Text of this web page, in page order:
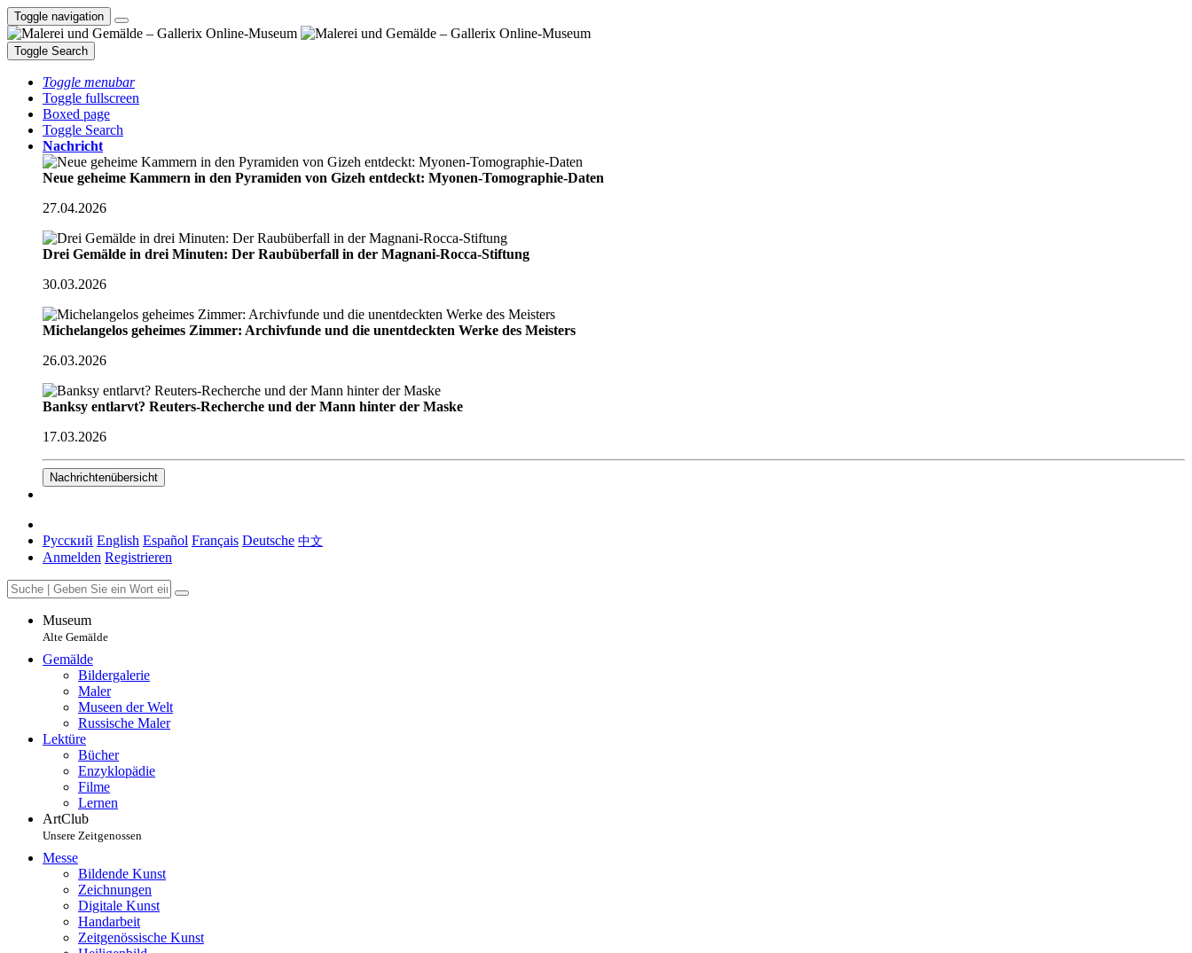
Toggle navigation
Toggle Search
Toggle menubar
Toggle fullscreen
Boxed page
Toggle Search
Nachricht
Neue geheime Kammern in den Pyramiden von Gizeh entdeckt: Myonen-Tomographie-Daten
27.04.2026
Drei Gemälde in drei Minuten: Der Raubüberfall in der Magnani-Rocca-Stiftung
30.03.2026
Michelangelos geheimes Zimmer: Archivfunde und die unentdeckten Werke des Meisters
26.03.2026
Banksy entlarvt? Reuters-Recherche und der Mann hinter der Maske
17.03.2026
Nachrichtenübersicht
Русский English Español Français Deutsche 中文
Anmelden Registrieren
Museum
Alte Gemälde
Gemälde
Bildergalerie
Maler
Museen der Welt
Russische Maler
Lektüre
Bücher
Enzyklopädie
Filme
Lernen
ArtClub
Unsere Zeitgenossen
Messe
Bildende Kunst
Zeichnungen
Digitale Kunst
Handarbeit
Zeitgenössische Kunst